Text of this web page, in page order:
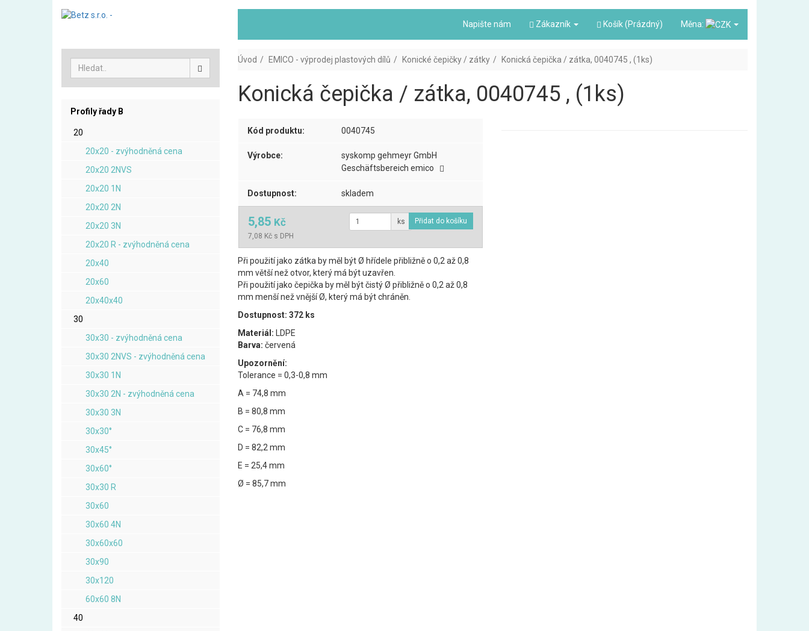
Napište nám Zákazník Košík (Prázdný) Měna:
Profily řady B
20
20x20 - zvýhodněná cena
20x20 2NVS
20x20 1N
20x20 2N
20x20 3N
20x20 R - zvýhodněná cena
20x40
20x60
20x40x40
30
30x30 - zvýhodněná cena
30x30 2NVS - zvýhodněná cena
30x30 1N
30x30 2N - zvýhodněná cena
30x30 3N
30x30°
30x45°
30x60°
30x30 R
30x60
30x60 4N
30x60x60
30x90
30x120
60x60 8N
40
Úvod EMICO - výprodej plastových dílů Konické čepičky / zátky Konická čepička / zátka, 0040745 , (1ks)
Konická čepička / zátka, 0040745 , (1ks)
Kód produktu: 0040745
Výrobce:
syskomp gehmeyr GmbH
Geschäftsbereich emico
Dostupnost: skladem
5,85 Kč
7,08 Kč s DPH
ks
Při použití jako zátka by měl být Ø hřídele přibližně o 0,2 až 0,8
mm větší než otvor, který má být uzavřen.
Při použití jako čepička by měl být čistý Ø přibližně o 0,2 až 0,8
mm menší než vnější Ø, který má být chráněn.
Dostupnost: 372 ks
Materiál: LDPE
Barva: červená
Upozornění:
Tolerance = 0,3-0,8 mm
A = 74,8 mm
B = 80,8 mm
C = 76,8 mm
D = 82,2 mm
E = 25,4 mm
Ø = 85,7 mm